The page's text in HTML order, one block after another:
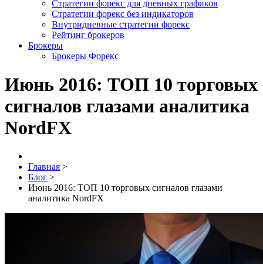
Стратегии форекс для дневных графиков
Стратегии форекс без индикаторов
Внутридневные стратегии форекс
Рейтинг брокеров
Брокеры
Брокеры Форекс
Июнь 2016: ТОП 10 торговых
сигналов глазами аналитика
NordFX
Главная >
Блог >
Июнь 2016: ТОП 10 торговых сигналов глазами
аналитика NordFX